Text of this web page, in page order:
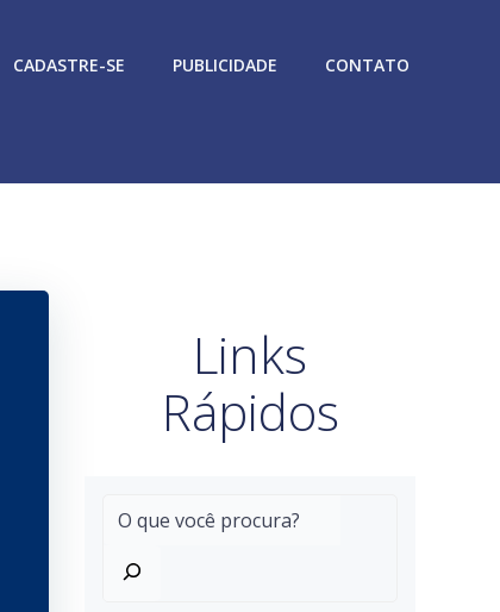
CADASTRE-SE PUBLICIDADE CONTATO
Links
Rápidos